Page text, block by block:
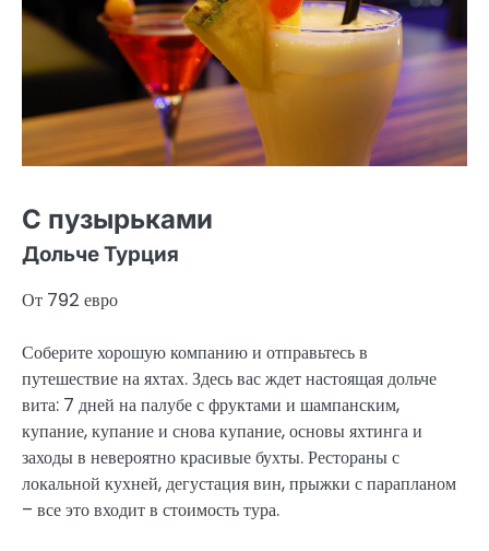
С пузырьками
Дольче Турция
От 792 евро
Соберите хорошую компанию и отправьтесь в
путешествие на яхтах. Здесь вас ждет настоящая дольче
вита: 7 дней на палубе с фруктами и шампанским,
купание, купание и снова купание, основы яхтинга и
заходы в невероятно красивые бухты. Рестораны с
локальной кухней, дегустация вин, прыжки с парапланом
– все это входит в стоимость тура.